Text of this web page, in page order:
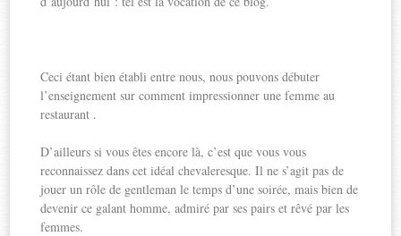
Ceci étant bien établi entre nous, nous pouvons débuter
l’enseignement sur comment impressionner une femme au
restaurant .
D’ailleurs si vous êtes encore là, c’est que vous vous
reconnaissez dans cet idéal chevaleresque. Il ne s’agit pas de
jouer un rôle de gentleman le temps d’une soirée, mais bien de
devenir ce galant homme, admiré par ses pairs et rêvé par les
femmes.